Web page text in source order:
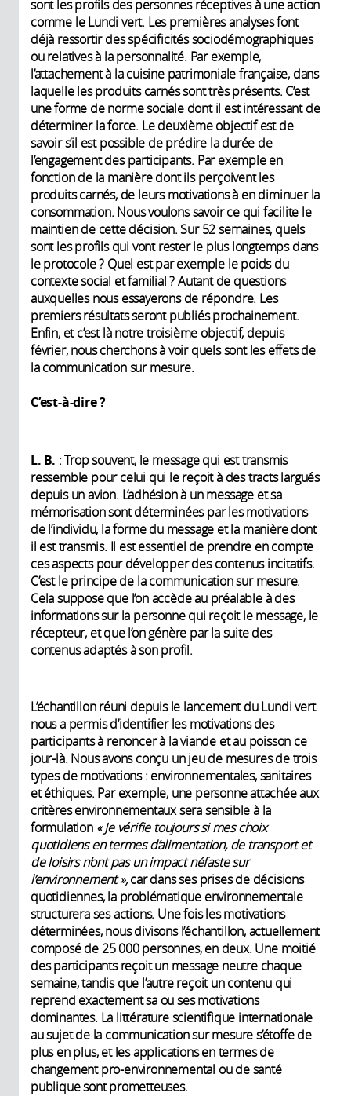
sont les profils des personnes réceptives à une action
comme le Lundi vert. Les premières analyses font
déjà ressortir des spécificités sociodémographiques
ou relatives à la personnalité. Par exemple,
l’attachement à la cuisine patrimoniale française, dans
laquelle les produits carnés sont très présents. C’est
une forme de norme sociale dont il est intéressant de
déterminer la force. Le deuxième objectif est de
savoir s’il est possible de prédire la durée de
l’engagement des participants. Par exemple en
fonction de la manière dont ils perçoivent les
produits carnés, de leurs motivations à en diminuer la
consommation. Nous voulons savoir ce qui facilite le
maintien de cette décision. Sur 52 semaines, quels
sont les profils qui vont rester le plus longtemps dans
le protocole ? Quel est par exemple le poids du
contexte social et familial ? Autant de questions
auxquelles nous essayerons de répondre. Les
premiers résultats seront publiés prochainement.
Enfin, et c’est là notre troisième objectif, depuis
février, nous cherchons à voir quels sont les effets de
la communication sur mesure.
C’est-à-dire ?
L. B. : Trop souvent, le message qui est transmis
ressemble pour celui qui le reçoit à des tracts largués
depuis un avion. L’adhésion à un message et sa
mémorisation sont déterminées par les motivations
de l’individu, la forme du message et la manière dont
il est transmis. Il est essentiel de prendre en compte
ces aspects pour développer des contenus incitatifs.
C’est le principe de la communication sur mesure.
Cela suppose que l’on accède au préalable à des
informations sur la personne qui reçoit le message, le
récepteur, et que l’on génère par la suite des
contenus adaptés à son profil.
L’échantillon réuni depuis le lancement du Lundi vert
nous a permis d’identifier les motivations des
participants à renoncer à la viande et au poisson ce
jour-là. Nous avons conçu un jeu de mesures de trois
types de motivations : environnementales, sanitaires
et éthiques. Par exemple, une personne attachée aux
critères environnementaux sera sensible à la
formulation « Je vérifie toujours si mes choix
quotidiens en termes d’alimentation, de transport et
de loisirs n’ont pas un impact néfaste sur
l’environnement »,car dans ses prises de décisions
quotidiennes, la problématique environnementale
structurera ses actions. Une fois les motivations
déterminées, nous divisons l’échantillon, actuellement
composé de 25 000 personnes, en deux. Une moitié
des participants reçoit un message neutre chaque
semaine, tandis que l’autre reçoit un contenu qui
reprend exactement sa ou ses motivations
dominantes. La littérature scientifique internationale
au sujet de la communication sur mesure s’étoffe de
plus en plus, et les applications en termes de
changement pro-environnemental ou de santé
publique sont prometteuses.